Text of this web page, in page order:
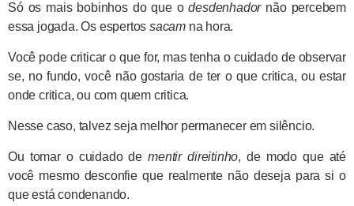
Só os mais bobinhos do que odesdenhadornão percebem
essa jogada. Os espertossacam na hora.
Você pode criticar o que for, mas tenha o cuidado de observar
se, no fundo, você não gostaria de ter o que critica, ou estar
onde critica, ou com quem critica.
Nesse caso, talvez seja melhor permanecer em silêncio.
Ou tomar o cuidado dementir direitinho, de modo que até
você mesmo desconfie que realmente não deseja para si o
que está condenando.